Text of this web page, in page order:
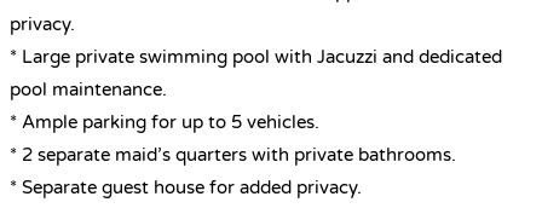
privacy.
* Large private swimming pool with Jacuzzi and dedicated
pool maintenance.
* Ample parking for up to 5 vehicles.
* 2 separate maid’s quarters with private bathrooms.
* Separate guest house for added privacy.